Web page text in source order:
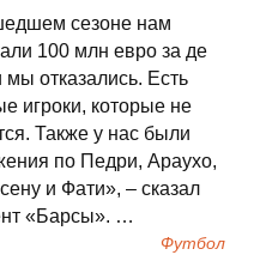
сезоне нам
100 млн евро за де
мы отказались. Есть
игроки, которые не
Также у нас были
по Педри, Араухо,
и Фати», – сказал
«Барсы». …
Футбол